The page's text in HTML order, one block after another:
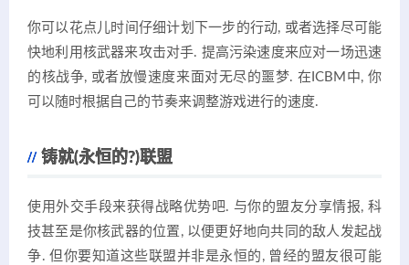
你可以花点儿时间仔细计划下一步的行动, 或者选择尽可能
快地利用核武器来攻击对手. 提高污染速度来应对一场迅速
的核战争, 或者放慢速度来面对无尽的噩梦. 在ICBM中, 你
可以随时根据自己的节奏来调整游戏进行的速度.
铸就(永恒的?)联盟
使用外交手段来获得战略优势吧. 与你的盟友分享情报, 科
技甚至是你核武器的位置, 以便更好地向共同的敌人发起战
争. 但你要知道这些联盟并非是永恒的, 曾经的盟友很可能